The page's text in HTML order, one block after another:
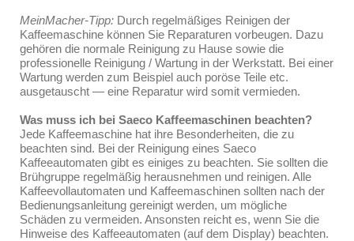
MeinMacher-Tipp: Durch regelmäßiges Reinigen der
Kaffeemaschine können Sie Reparaturen vorbeugen. Dazu
gehören die normale Reinigung zu Hause sowie die
professionelle Reinigung / Wartung in der Werkstatt. Bei einer
Wartung werden zum Beispiel auch poröse Teile etc.
ausgetauscht — eine Reparatur wird somit vermieden.
Was muss ich bei Saeco Kaffeemaschinen beachten?
Jede Kaffeemaschine hat ihre Besonderheiten, die zu
beachten sind. Bei der Reinigung eines Saeco
Kaffeeautomaten gibt es einiges zu beachten. Sie sollten die
Brühgruppe regelmäßig herausnehmen und reinigen. Alle
Kaffeevollautomaten und Kaffeemaschinen sollten nach der
Bedienungsanleitung gereinigt werden, um mögliche
Schäden zu vermeiden. Ansonsten reicht es, wenn Sie die
Hinweise des Kaffeeautomaten (auf dem Display) beachten.